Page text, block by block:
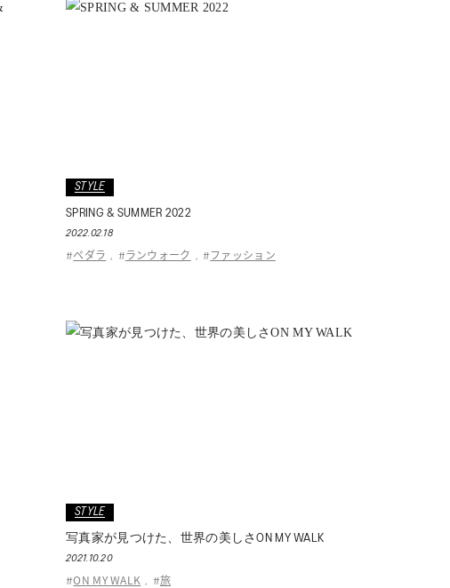
STYLE
SPRING & SUMMER 2022
2022.02.18
# ペダラ , # ランウォーク , # ファッション
STYLE
写真家が見つけた、世界の美しさON MY WALK
2021.10.20
#ON MY WALK , #旅